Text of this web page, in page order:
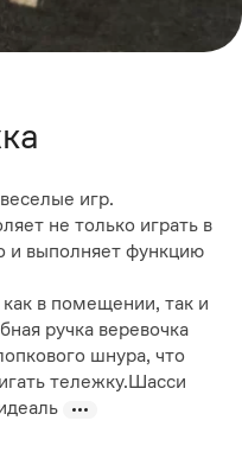
игр.
не только играть в
и выполняет функцию
в помещении, так и
ручка веревочка
шнура, что
тележку.Шасси